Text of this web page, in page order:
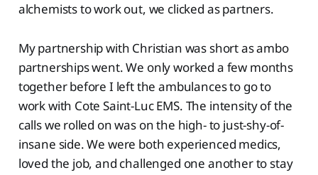
alchemists to work out, we clicked as partners.
My partnership with Christian was short as ambo
partnerships went. We only worked a few months
together before I left the ambulances to go to
work with Cote Saint-Luc EMS. The intensity of the
calls we rolled on was on the high- to just-shy-of-
insane side. We were both experienced medics,
loved the job, and challenged one another to stay